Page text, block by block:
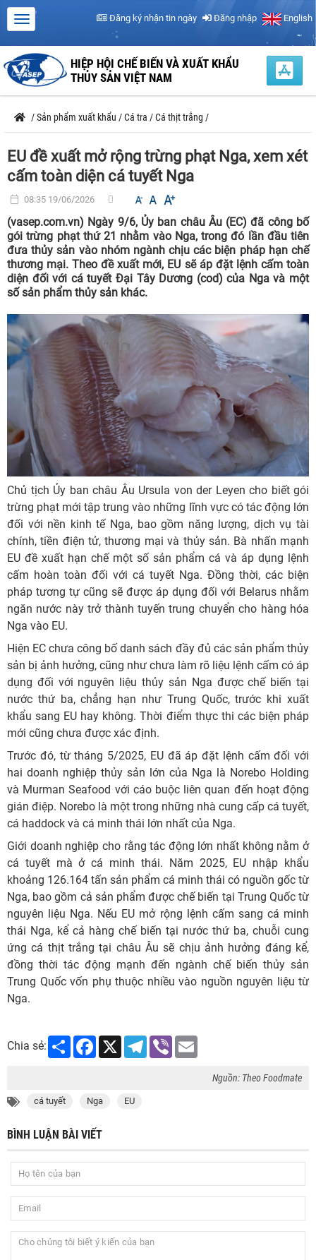
Đăng ký nhận tin ngày Đăng nhập English
HIỆP HỘI CHẾ BIẾN VÀ XUẤT KHẨU
THỦY SẢN VIỆT NAM
/Sản phẩm xuất khẩu /Cá tra /Cá thịt trắng /
EU đề xuất mở rộng trừng phạt Nga, xem xét
cấm toàn diện cá tuyết Nga
08:35 19/06/2026
(vasep.com.vn) Ngày 9/6, Ủy ban châu Âu (EC) đã công bố
gói trừng phạt thứ 21 nhằm vào Nga, trong đó lần đầu tiên
đưa thủy sản vào nhóm ngành chịu các biện pháp hạn chế
thương mại. Theo đề xuất mới, EU sẽ áp đặt lệnh cấm toàn
diện đối với cá tuyết Đại Tây Dương (cod) của Nga và một
số sản phẩm thủy sản khác.
Chủ tịch Ủy ban châu Âu Ursula von der Leyen cho biết gói
trừng phạt mới tập trung vào những lĩnh vực có tác động lớn
đối với nền kinh tế Nga, bao gồm năng lượng, dịch vụ tài
chính, tiền điện tử, thương mại và thủy sản. Bà nhấn mạnh
EU đề xuất hạn chế một số sản phẩm cá và áp dụng lệnh
cấm hoàn toàn đối với cá tuyết Nga. Đồng thời, các biện
pháp tương tự cũng sẽ được áp dụng đối với Belarus nhằm
ngăn nước này trở thành tuyến trung chuyển cho hàng hóa
Nga vào EU.
Hiện EC chưa công bố danh sách đầy đủ các sản phẩm thủy
sản bị ảnh hưởng, cũng như chưa làm rõ liệu lệnh cấm có áp
dụng đối với nguyên liệu thủy sản Nga được chế biến tại
nước thứ ba, chẳng hạn như Trung Quốc, trước khi xuất
khẩu sang EU hay không. Thời điểm thực thi các biện pháp
mới cũng chưa được xác định.
Trước đó, từ tháng 5/2025, EU đã áp đặt lệnh cấm đối với
hai doanh nghiệp thủy sản lớn của Nga là Norebo Holding
và Murman Seafood với cáo buộc liên quan đến hoạt động
gián điệp. Norebo là một trong những nhà cung cấp cá tuyết,
cá haddock và cá minh thái lớn nhất của Nga.
Giới doanh nghiệp cho rằng tác động lớn nhất không nằm ở
cá tuyết mà ở cá minh thái. Năm 2025, EU nhập khẩu
khoảng 126.164 tấn sản phẩm cá minh thái có nguồn gốc từ
Nga, bao gồm cả sản phẩm được chế biến tại Trung Quốc từ
nguyên liệu Nga. Nếu EU mở rộng lệnh cấm sang cá minh
thái Nga, kể cả hàng chế biến tại nước thứ ba, chuỗi cung
ứng cá thịt trắng tại châu Âu sẽ chịu ảnh hưởng đáng kể,
đồng thời tác động mạnh đến ngành chế biến thủy sản
Trung Quốc vốn phụ thuộc nhiều vào nguồn nguyên liệu từ
Nga.
Chia sẻ: Share Facebook
X Telegram
Viber
Nguồn: Theo Foodmate
cá tuyết Nga EU
BÌNH LUẬN BÀI VIẾT